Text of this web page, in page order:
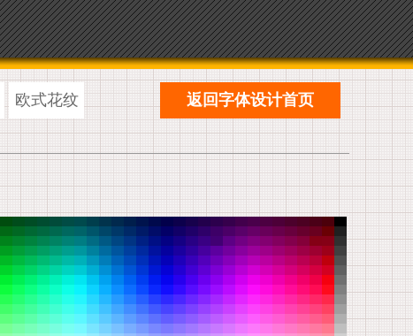
欧式花纹 返回字体设计首页